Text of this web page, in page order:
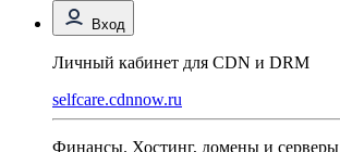
Вход
Личный кабинет для CDN и DRM
selfcare.cdnnow.ru
Финансы. Хостинг, домены и серверы